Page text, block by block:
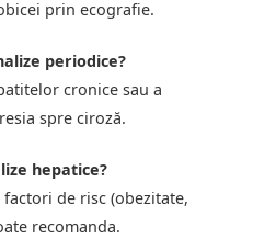
prin ecografie.
periodice?
cronice sau a
spre ciroză.
hepatice?
de risc (obezitate,
recomanda.